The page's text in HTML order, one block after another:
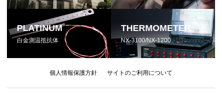
PLATINUM
白金測温抵抗体
THERMOMETER
NX-3100/NX-1200
個人情報保護方針 サイトのご利用について